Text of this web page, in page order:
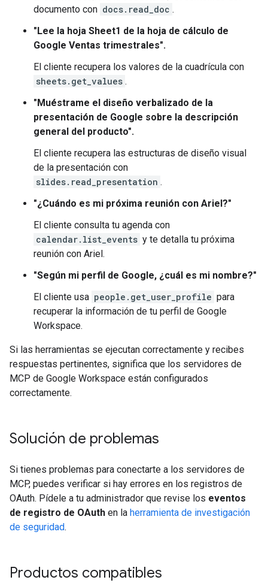
documento con docs.read_doc .
"Lee la hoja Sheet1 de la hoja de cálculo de
Google Ventas trimestrales".
El cliente recupera los valores de la cuadrícula con
sheets.get_values .
"Muéstrame el diseño verbalizado de la
presentación de Google sobre la descripción
general del producto".
El cliente recupera las estructuras de diseño visual
de la presentación con
slides.read_presentation .
"¿Cuándo es mi próxima reunión con Ariel?"
El cliente consulta tu agenda con
calendar.list_events y te detalla tu próxima
reunión con Ariel.
"Según mi perfil de Google, ¿cuál es mi nombre?"
El cliente usa people.get_user_profile para
recuperar la información de tu perfil de Google
Workspace.
Si las herramientas se ejecutan correctamente y recibes
respuestas pertinentes, significa que los servidores de
MCP de Google Workspace están configurados
correctamente.
Solución de problemas
Si tienes problemas para conectarte a los servidores de
MCP, puedes verificar si hay errores en los registros de
OAuth. Pídele a tu administrador que revise los eventos
de registro de OAuth en la herramienta de investigación
de seguridad.
Productos compatibles